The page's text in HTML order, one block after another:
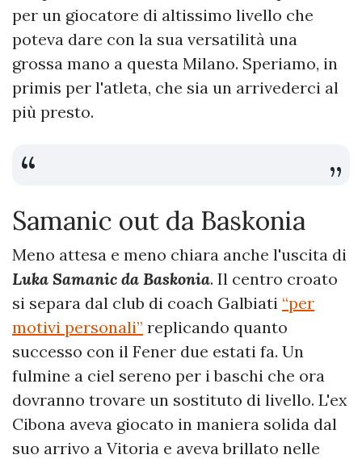
per un giocatore di altissimo livello che
poteva dare con la sua versatilità una
grossa mano a questa Milano. Speriamo, in
primis per l'atleta, che sia un arrivederci al
più presto.
Samanic out da Baskonia
Meno attesa e meno chiara anche l'uscita di
Luka Samanic da Baskonia. Il centro croato
si separa dal club di coach Galbiati “per
motivi personali” replicando quanto
successo con il Fener due estati fa. Un
fulmine a ciel sereno per i baschi che ora
dovranno trovare un sostituto di livello. L'ex
Cibona aveva giocato in maniera solida dal
suo arrivo a Vitoria e aveva brillato nelle